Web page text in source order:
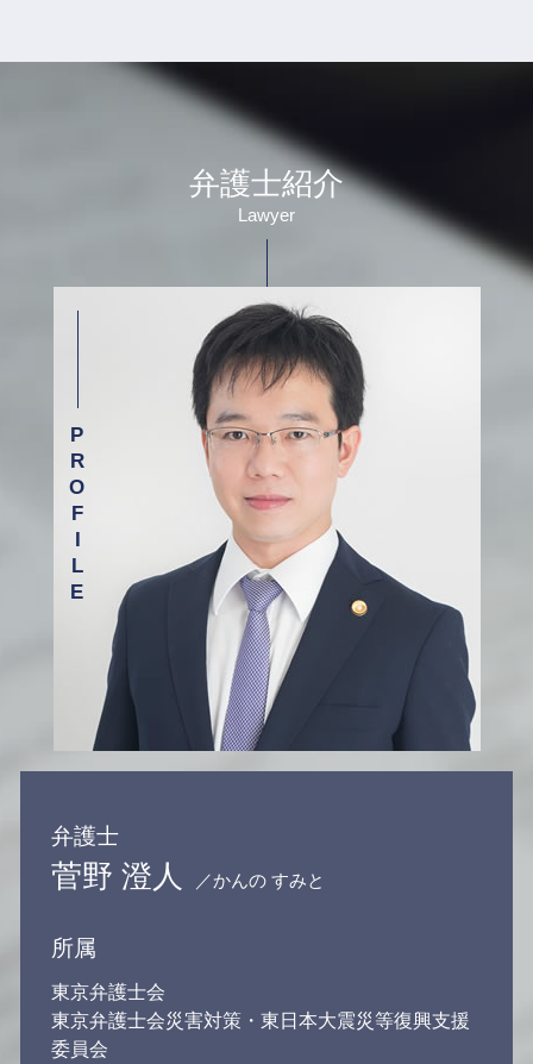
介護 転倒 事故
グループ ホーム 事故
入浴 介助 事故
医療事故 医療過誤 医療ミス 違い
財産分与 親からの贈与
離婚調停から裁判
離婚調停 円満調停
養育費 調停
離婚調停中に やってはいけない こと
離婚 条件 別居
養育費 公正証書
婚姻費用 払わない
親権 父親 勝ち取る
保険会社 示談
労働問題 慰謝料
借金 弁護士 メリット
後遺障害 弁護士
交通事故 弁護士 基準
示談 交渉 保険 会社
労働問題解決 弁護士
加害者 弁護士
借金 債務整理 悩み 借金相談
雇用 労働問題
自己破産 任意整理
労働問題 残業
職場 トラブル 弁護士
離婚 相談 弁護士 杉並区
債務整理 相談 弁護士 渋谷区
離婚 相談 弁護士 新宿区
介護事故 相談 弁護士 渋谷区
医療事故 相談 弁護士 目黒区
交通事故 相談 弁護士 目黒区
介護事故 相談 弁護士 新宿区
労働問題 相談 弁護士 杉並区
交通事故 相談 弁護士 渋谷区
借金 相談 弁護士 渋谷区
労働問題 相談 弁護士 新宿区
相続 相談 弁護士 新宿区
医療事故 相談 弁護士 渋谷区
債務整理 相談 弁護士 新宿区
介護事故 相談 弁護士 目黒区
医療事故 相談 弁護士 杉並区
相続 相談 弁護士 渋谷区
弁護士紹介
Lawyer
弁護士
菅野 澄人 ／かんの すみと
所属
東京弁護士会
東京弁護士会災害対策・東日本大震災等復興支援
委員会